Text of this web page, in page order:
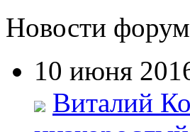
Новости
10 июня
Виталий